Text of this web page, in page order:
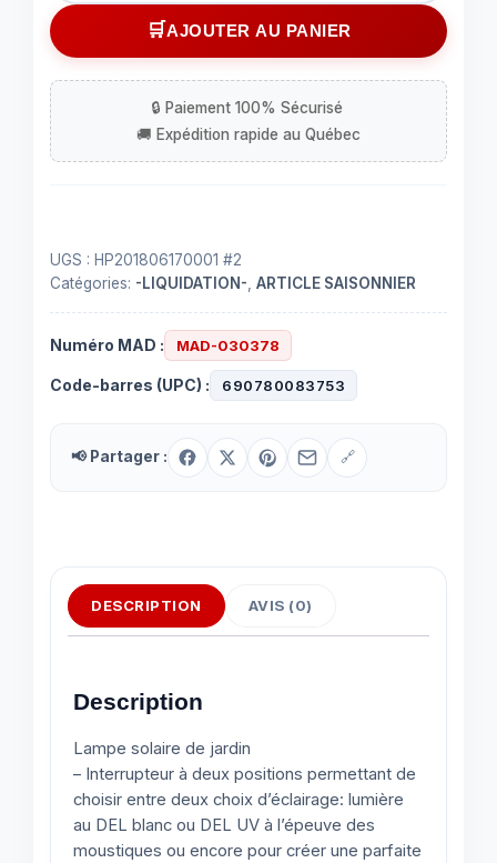
Lumière
solaire
jardin
DEL
blanc
AJOUTER AU PANIER
UGS : HP201806170001 #2
Catégories: -LIQUIDATION- ARTICLE SAISONNIER
Numéro MAD : MAD-030378
Code-barres (UPC) : 690780083753
📢 Partager : 🔗
DESCRIPTION AVIS (0)
Description
Lampe solaire de jardin
– Interrupteur à deux positions permettant de
choisir entre deux choix d’éclairage: lumière
au DEL blanc ou DEL UV à l’épeuve des
moustiques ou encore pour créer une parfaite